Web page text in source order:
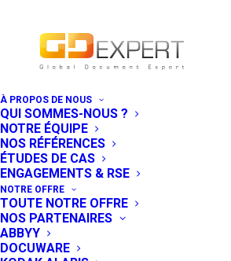
À PROPOS DE NOUS
QUI SOMMES-NOUS ?
NOTRE ÉQUIPE
NOS RÉFÉRENCES
ÉTUDES DE CAS
ENGAGEMENTS & RSE
NOTRE OFFRE
TOUTE NOTRE OFFRE
NOS PARTENAIRES
ABBYY
DOCUWARE
Sommet
européen
Partenaires
Abbyy
3 OCTOBRE 2016